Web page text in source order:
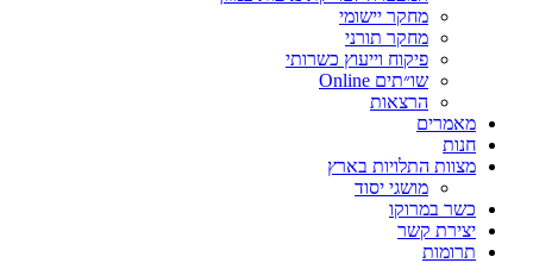
מחקר יישומי
מחקר תורני
פיקוח וייעוץ כשרותי
שו״תים Online
הרצאות
מאמרים
חנות
מצוות התלויות בארץ
מושגי יסוד
כשר במרוקו
יצירת קשר
תרומות